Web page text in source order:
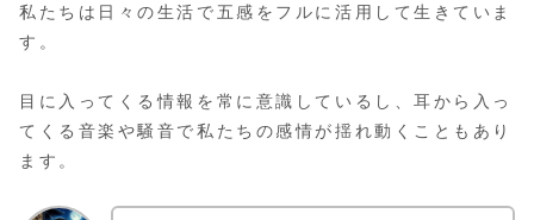
私たちは日々の生活で五感をフルに活用して生きていま
す。
目に入ってくる情報を常に意識しているし、耳から入っ
てくる音楽や騒音で私たちの感情が揺れ動くこともあり
ます。